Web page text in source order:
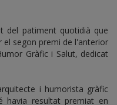
del patiment quotidià que
el segon premi de l'anterior
Gràfic i Salut, dedicat
i humorista gràfic
havia resultat premiat en